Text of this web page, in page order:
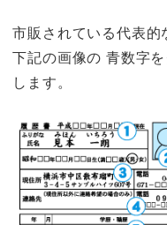
市販されている代表的
下記の画像の 青数字
します。